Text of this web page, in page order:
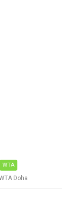
WTA
Doha